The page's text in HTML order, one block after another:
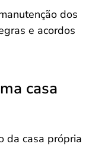
dos
e acordos
casa
da casa própria